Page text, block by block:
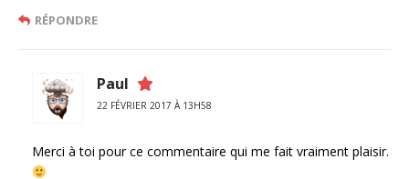
RÉPONDRE
Paul
22 FÉVRIER 2017 À 13H58
Merci à toi pour ce commentaire qui me fait vraiment plaisir.